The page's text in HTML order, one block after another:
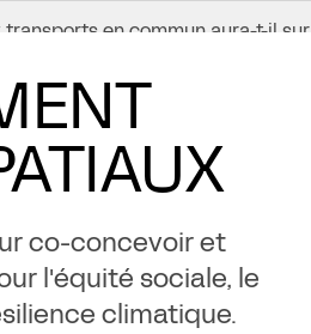
en commun aura-t-il sur
évoluera-t-elle en réponse à
co-concevoir et
l'équité sociale, le
climatique.